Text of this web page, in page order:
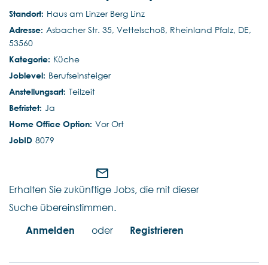
Haus am Linzer Berg Linz
Asbacher Str. 35, Vettelschoß, Rheinland Pfalz, DE,
53560
Küche
Berufseinsteiger
Teilzeit
Ja
Vor Ort
8079
mail_outline
Erhalten Sie zukünftige Jobs, die mit dieser
Suche übereinstimmen.
Anmelden
oder Registrieren